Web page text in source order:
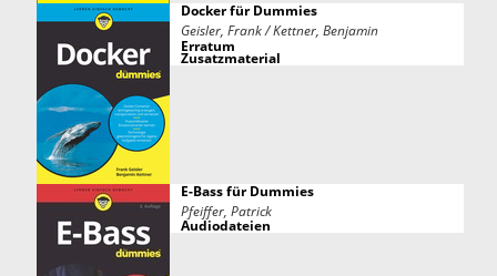
Docker für Dummies
Geisler, Frank / Kettner, Benjamin
Erratum
Zusatzmaterial
E-Bass für Dummies
Pfeiffer, Patrick
Audiodateien